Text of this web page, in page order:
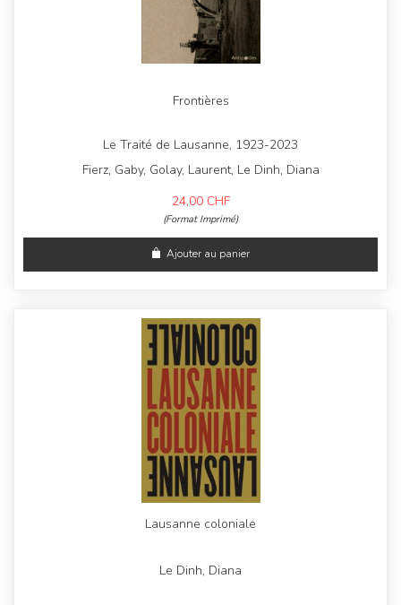
Frontières
Le Traité de Lausanne, 1923-2023
Fierz, Gaby, Golay, Laurent, Le Dinh, Diana
24,00 CHF
(Format Imprimé)
Ajouter au panier
Lausanne coloniale
Le Dinh, Diana